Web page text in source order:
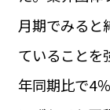
TAG
タグ
#パリ
#お土産
#フランス郵便情
#フランスの教育
月期でみると
ていることを
年同期比で4